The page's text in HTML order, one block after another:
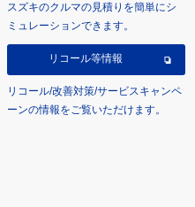
スズキのクルマの見積りを簡単にシ
ミュレーションできます。
リコール等情報
リコール/改善対策/サービスキャンペ
ーンの情報をご覧いただけます。